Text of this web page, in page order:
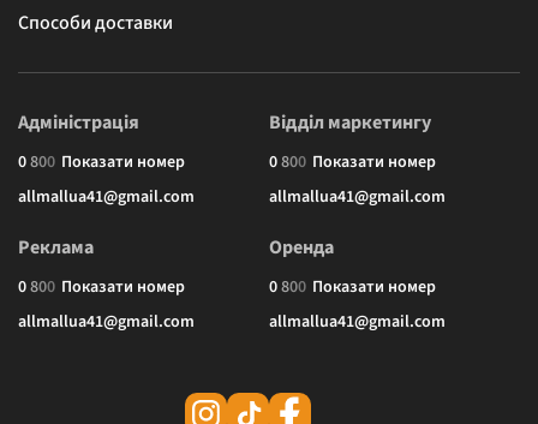
Способи доставки
Адміністрація
0800 Показати номер
allmallua41@gmail.com
Відділ маркетингу
0800 Показати номер
allmallua41@gmail.com
Реклама
0800 Показати номер
allmallua41@gmail.com
Оренда
0800 Показати номер
allmallua41@gmail.com